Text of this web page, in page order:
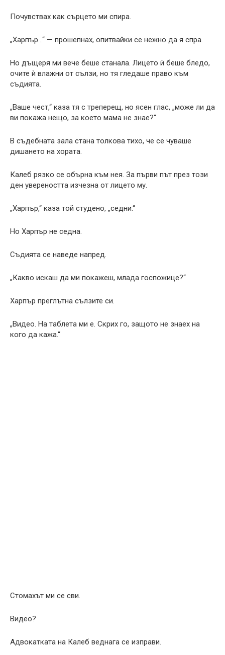
Почувствах как сърцето ми спира.
„Харпър…“ — прошепнах, опитвайки се нежно да я спра.
Но дъщеря ми вече беше станала. Лицето ѝ беше бледо,
очите ѝ влажни от сълзи, но тя гледаше право към
съдията.
„Ваше чест,“ каза тя с треперещ, но ясен глас, „може ли да
ви покажа нещо, за което мама не знае?“
В съдебната зала стана толкова тихо, че се чуваше
дишането на хората.
Калеб рязко се обърна към нея. За първи път през този
ден увереността изчезна от лицето му.
„Харпър,“ каза той студено, „седни.“
Но Харпър не седна.
Съдията се наведе напред.
„Какво искаш да ми покажеш, млада госпожице?“
Харпър преглътна сълзите си.
„Видео. На таблета ми е. Скрих го, защото не знаех на
кого да кажа.“
Стомахът ми се сви.
Видео?
Адвокатката на Калеб веднага се изправи.